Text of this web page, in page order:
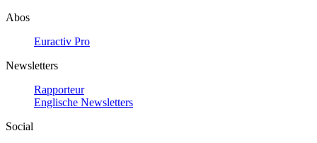
Abos
Euractiv Pro
Newsletters
Rapporteur
Englische Newsletters
Social